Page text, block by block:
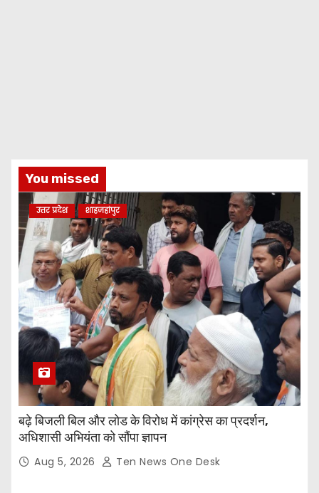
You missed
उत्तर प्रदेश शाहजहांपुर
बढ़े बिजली बिल और लोड के विरोध में कांग्रेस का प्रदर्शन,
अधिशासी अभियंता को सौंपा ज्ञापन
Aug 5, 2026 Ten News One Desk